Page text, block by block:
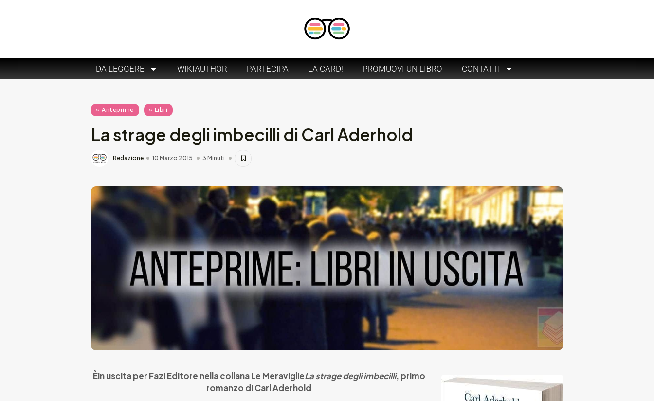
DA LEGGERE WIKIAUTHOR PARTECIPA LA CARD! PROMUOVI UN LIBRO CONTATTI
Anteprime Libri
La strage degli imbecilli di Carl Aderhold
Redazione 10 Marzo 2015 3 Minuti
Èin uscita per Fazi Editore nella collana Le MeraviglieLa strage degli imbecilli, primo
romanzo di Carl Aderhold